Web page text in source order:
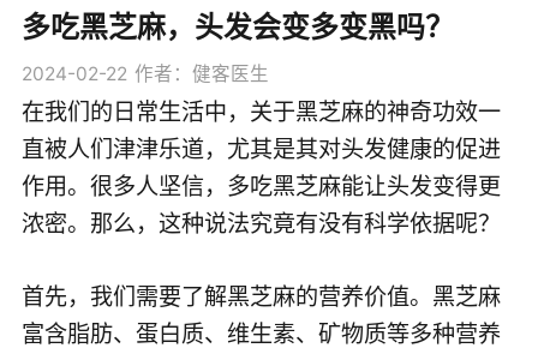
多吃黑芝麻，头发会变多变黑吗？
2024-02-22 作者：健客医生
在我们的日常生活中，关于黑芝麻的神奇功效一
直被人们津津乐道，尤其是其对头发健康的促进
作用。很多人坚信，多吃黑芝麻能让头发变得更
浓密。那么，这种说法究竟有没有科学依据呢？
首先，我们需要了解黑芝麻的营养价值。黑芝麻
富含脂肪、蛋白质、维生素、矿物质等多种营养